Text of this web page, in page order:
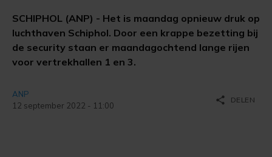
SCHIPHOL (ANP) - Het is maandag opnieuw druk op
luchthaven Schiphol. Door een krappe bezetting bij
de security staan er maandagochtend lange rijen
voor vertrekhallen 1 en 3.
ANP
12 september 2022 - 11:00
share DELEN